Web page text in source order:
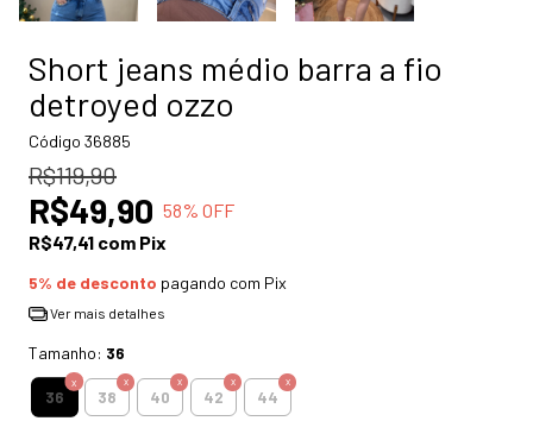
Short jeans médio barra a fio
detroyed ozzo
Código 36885
R$119,90
R$49,90 58% OFF
R$47,41 com Pix
5% de desconto pagando com Pix
Ver mais detalhes
Tamanho: 36
36 38 40 42 44